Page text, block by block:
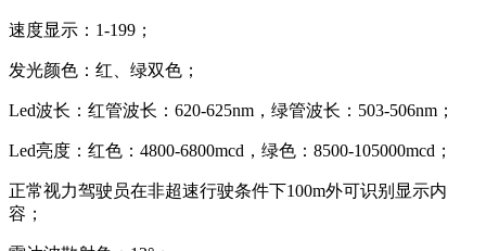
速度显示：1-199；
发光颜色：红、绿双色；
Led波长：红管波长：620-625nm，绿管波长：503-506nm；
Led亮度：红色：4800-6800mcd，绿色：8500-105000mcd；
正常视力驾驶员在非超速行驶条件下100m外可识别显示内
容；